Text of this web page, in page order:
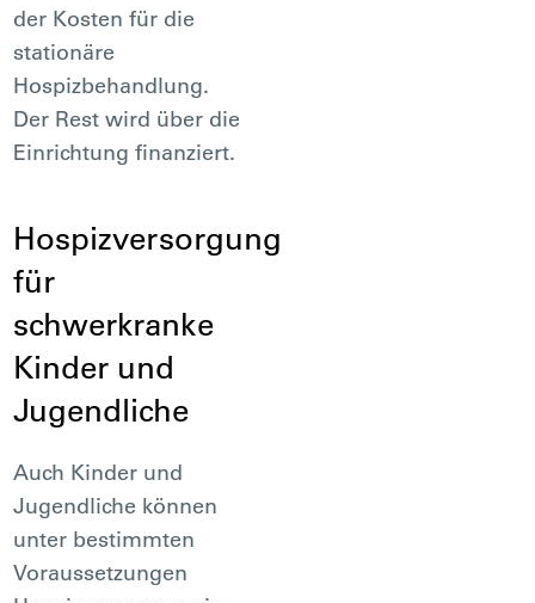
der Kosten für die
stationäre
Hospizbehandlung.
Der Rest wird über die
Einrichtung finanziert.
Hospizversorgung
für
schwerkranke
Kinder und
Jugendliche
Auch Kinder und
Jugendliche können
unter bestimmten
Voraussetzungen